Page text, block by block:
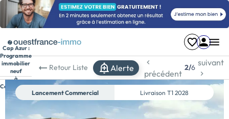
Cap Azur :
Programme
immobilier
neuf
à
Concarneau
Retour Liste Alerte
précédent
2/6
suivant
Lancement Commercial Livraison T1 2028